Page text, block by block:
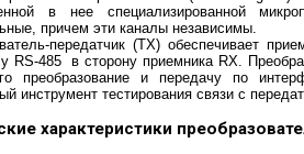
в нее специализированной
причем эти каналы независимы.
передатчик (TX) обеспечивает
RS-485 в сторону приемника RX.
преобразование и передачу по
инструмент тестирования связи с
характеристики